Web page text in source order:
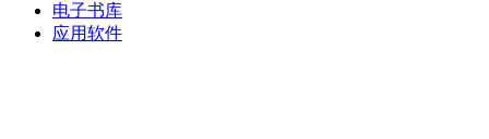
电子书库
应用软件